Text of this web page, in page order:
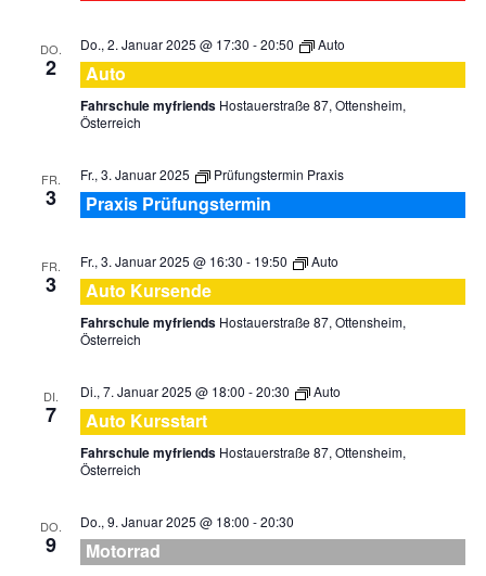
DO.
2
Do., 2. Januar 2025 @ 17:30 -20:50 Auto
Auto
Fahrschule myfriends Hostauerstraße 87, Ottensheim,
Österreich
FR.
3
Fr., 3. Januar 2025 Prüfungstermin Praxis
Praxis Prüfungstermin
FR.
3
Fr., 3. Januar 2025 @ 16:30 - 19:50 Auto
Auto Kursende
Fahrschule myfriends Hostauerstraße 87, Ottensheim,
Österreich
DI.
7
Di., 7. Januar 2025 @ 18:00 -20:30 Auto
Auto Kursstart
Fahrschule myfriends Hostauerstraße 87, Ottensheim,
Österreich
DO.
9
Do., 9. Januar 2025 @ 18:00 -20:30
Motorrad